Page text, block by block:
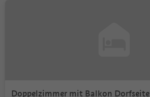
Doppelzimmer mit Balkon Dorfseite